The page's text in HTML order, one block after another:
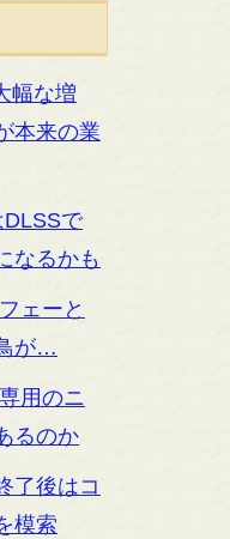
幅な増
本来の業
で
なるかも
ェーと
が…
用のニ
るのか
了後はコ
模索